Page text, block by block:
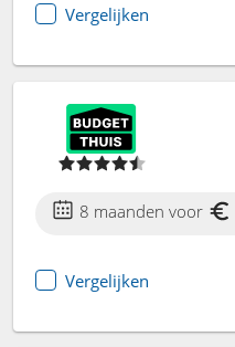
Vergelijken
8 maanden voor
Vergelijken